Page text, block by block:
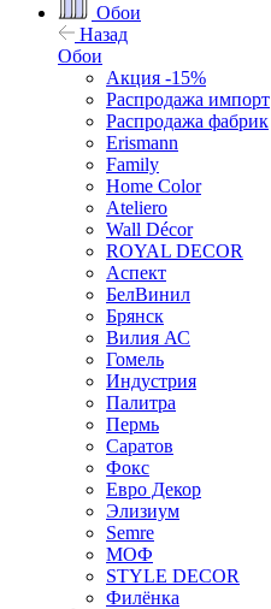
Обои
Назад
Обои
Акция -15%
Распродажа импорт
Распродажа фабрик
Erismann
Family
Home Color
Ateliero
Wall Décor
ROYAL DECOR
Аспект
БелВинил
Брянск
Вилия АС
Гомель
Индустрия
Палитра
Пермь
Саратов
Фокс
Евро Декор
Элизиум
Semre
МОФ
STYLE DECOR
Филёнка